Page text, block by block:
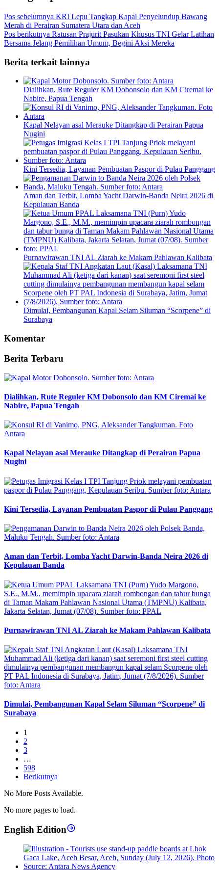
Pos sebelumnya KRI Lepu Tangkap Kapal Penyelundup Bawang
Merah di Perairan Sumatera Utara dan Aceh
Pos berikutnya Ratusan Prajurit Pasukan Khusus TNI Gelar Latihan
Bersama Jelang Pemilihan Umum, Begini Aksi Mereka
Berita terkait lainnya
Dialihkan, Rute Reguler KM Dobonsolo dan KM Ciremai ke
Nabire, Papua Tengah
Kapal Nelayan asal Merauke Ditangkap di Perairan Papua
Nugini
Kini Tersedia, Layanan Pembuatan Paspor di Pulau Panggang
Aman dan Terbit, Lomba Yacht Darwin-Banda Neira 2026 di
Kepulauan Banda
Purnawirawan TNI AL Ziarah ke Makam Pahlawan Kalibata
Dimulai, Pembangunan Kapal Selam Siluman “Scorpene” di
Surabaya
Komentar
Berita Terbaru
Dialihkan, Rute Reguler KM Dobonsolo dan KM Ciremai ke
Nabire, Papua Tengah
Kapal Nelayan asal Merauke Ditangkap di Perairan Papua
Nugini
Kini Tersedia, Layanan Pembuatan Paspor di Pulau Panggang
Aman dan Terbit, Lomba Yacht Darwin-Banda Neira 2026 di
Kepulauan Banda
Purnawirawan TNI AL Ziarah ke Makam Pahlawan Kalibata
Dimulai, Pembangunan Kapal Selam Siluman “Scorpene” di
Surabaya
1
2
3
…
598
Berikutnya
No More Posts Available.
No more pages to load.
English Edition